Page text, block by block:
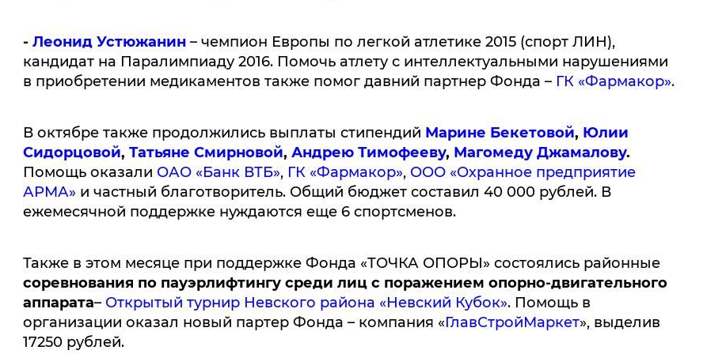
- Леонид Устюжанин – чемпион Европы по легкой атлетике 2015 (спорт ЛИН),
кандидат на Паралимпиаду 2016. Помочь атлету с интеллектуальными нарушениями
в приобретении медикаментов также помог давний партнер Фонда – ГК «Фармакор».
В октябре также продолжились выплаты стипендий Марине Бекетовой, Юлии
Сидорцовой, Татьяне Смирновой, Андрею Тимофееву, Магомеду Джамалову.
Помощь оказали ОАО «Банк ВТБ», ГК «Фармакор», ООО «Охранное предприятие
АРМА» и частный благотворитель. Общий бюджет составил 40 000 рублей. В
ежемесячной поддержке нуждаются еще 6 спортсменов.
Также в этом месяце при поддержке Фонда «ТОЧКА ОПОРЫ» состоялись районные
соревнования по пауэрлифтингу среди лиц с поражением опорно-двигательного
аппарата– Открытый турнир Невского района «Невский Кубок». Помощь в
организации оказал новый партер Фонда – компания «ГлавСтройМаркет», выделив
17250 рублей.